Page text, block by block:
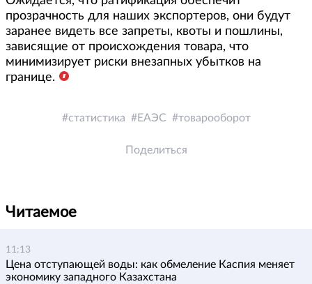
прозрачность для наших экспортеров, они будут
заранее видеть все запреты, квоты и пошлины,
зависящие от происхождения товара, что
минимизирует риски внезапных убытков на
границе.
статистика ЕАЭС товарооборот
Поделиться
Читаемое
11:13
Цена отступающей воды: как обмеление Каспия меняет
экономику западного Казахстана